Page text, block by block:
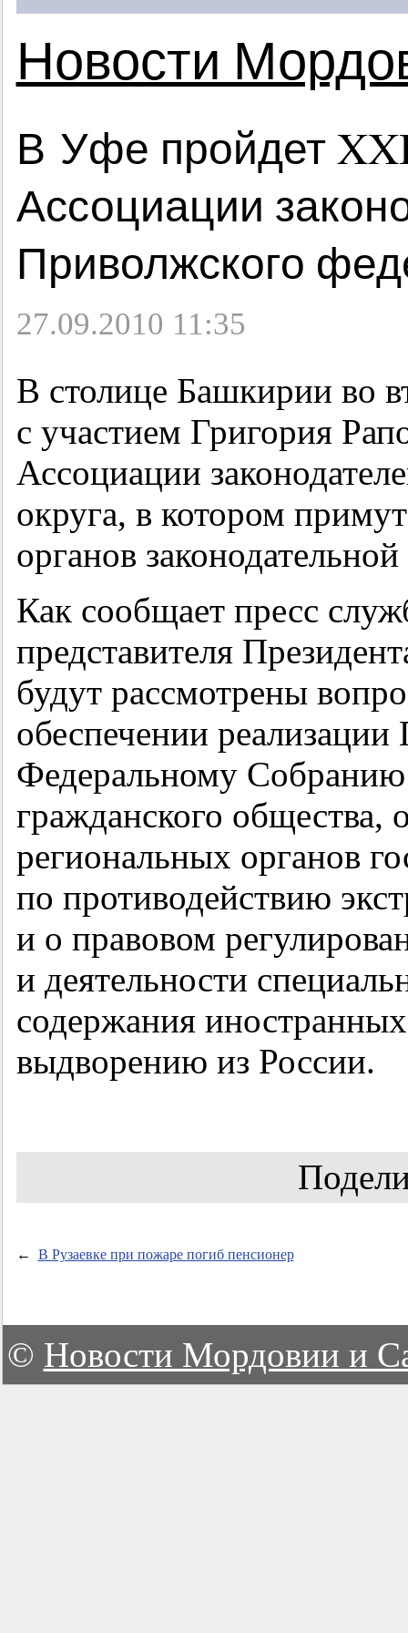
Новости
В Уфе пройдет
Ассоциации
Приволжского
27.09.2010 11:35
В столице Башкирии во
с участием Григория
Ассоциации
округа, в котором
органов
Как сообщает пресс
представителя
будут рассмотрены
обеспечении
Федеральному Собранию
гражданского общества,
региональных органов
по противодействию
и о правовом
и деятельности
содержания
выдворению из России.
← В Рузаевке при пожаре погиб пенсионер
© Новости Мордовии и